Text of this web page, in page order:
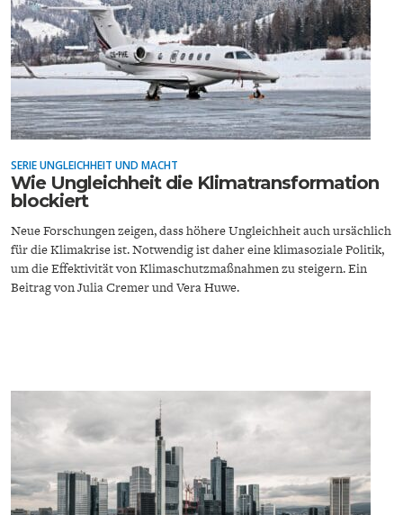
CIRCULAR ECONOMY
ENTWICKLUNGSPOLITIK
SERIE UNGLEICHHEIT UND MACHT
Wie Ungleichheit die Klimatransformation
blockiert
Neue Forschungen zeigen, dass höhere Ungleichheit auch ursächlich
für die Klimakrise ist. Notwendig ist daher eine klimasoziale Politik,
um die Effektivität von Klimaschutzmaßnahmen zu steigern. Ein
Beitrag von Julia Cremer und Vera Huwe.